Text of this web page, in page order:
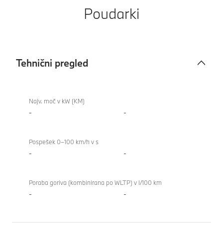
Poudarki
Tehnični pregled
pregled
Gran
Coupé
Najv. moč v kW (KM)
- -
Pospešek 0–100 km/h v s
- -
Poraba goriva (kombinirana po WLTP) v l/100 km
- -